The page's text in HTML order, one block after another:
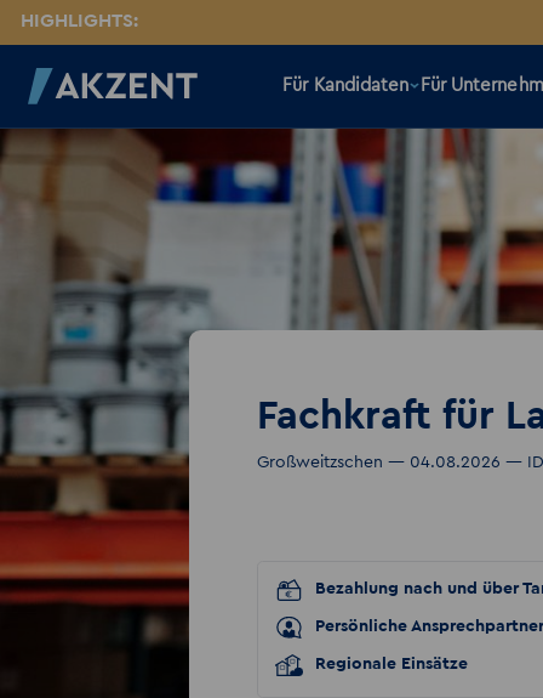
HIGHLIGHTS:
Für Kandidaten Für
Fachkraft für
Großweitzschen — 04.08.2026 —
Bezahlung nach und über
Persönliche Ansprechpartner
Regionale Einsätze